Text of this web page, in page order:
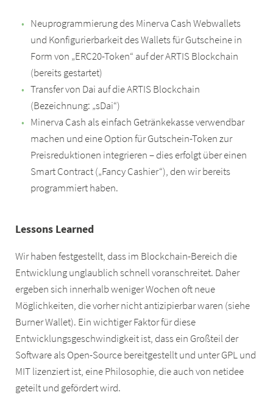
Neuprogrammierung des Minerva Cash Webwallets
und Konfigurierbarkeit des Wallets für Gutscheine in
Form von „ERC20-Token“ auf der ARTIS Blockchain
(bereits gestartet)
Transfer von Dai auf die ARTIS Blockchain
(Bezeichnung: „sDai“)
Minerva Cash als einfach Getränkekasse verwendbar
machen und eine Option für Gutschein-Token zur
Preisreduktionen integrieren – dies erfolgt über einen
Smart Contract („Fancy Cashier“), den wir bereits
programmiert haben.
Lessons Learned
Wir haben festgestellt, dass im Blockchain-Bereich die
Entwicklung unglaublich schnell voranschreitet. Daher
ergeben sich innerhalb weniger Wochen oft neue
Möglichkeiten, die vorher nicht antizipierbar waren (siehe
Burner Wallet). Ein wichtiger Faktor für diese
Entwicklungsgeschwindigkeit ist, dass ein Großteil der
Software als Open-Source bereitgestellt und unter GPL und
MIT lizenziert ist, eine Philosophie, die auch von netidee
geteilt und gefördert wird.